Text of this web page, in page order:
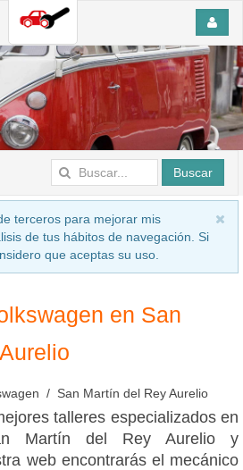
Buscar
terceros para mejorar mis
de tus hábitos de navegación. Si
que aceptas su uso.
en San
San Martín del Rey Aurelio
talleres especializados en
Martín del Rey Aurelio y
web encontrarás el mecánico